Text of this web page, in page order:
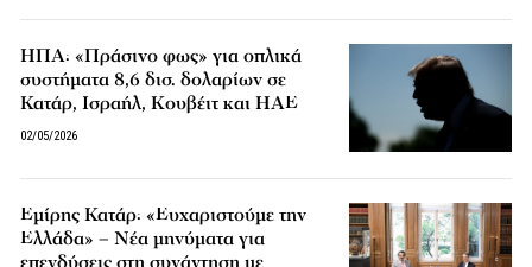
ΗΠΑ: «Πράσινο φως» για οπλικά
συστήματα 8,6 δισ. δολαρίων σε
Κατάρ, Ισραήλ, Κουβέιτ και ΗΑΕ
02/05/2026
Εμίρης Κατάρ: «Ευχαριστούμε την
Ελλάδα» – Νέα μηνύματα για